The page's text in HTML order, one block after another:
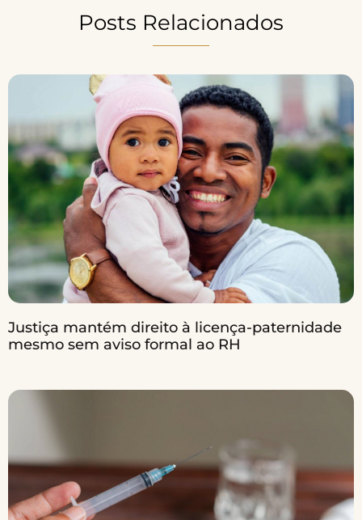
Posts Relacionados
Justiça mantém direito à licença-paternidade
mesmo sem aviso formal ao RH